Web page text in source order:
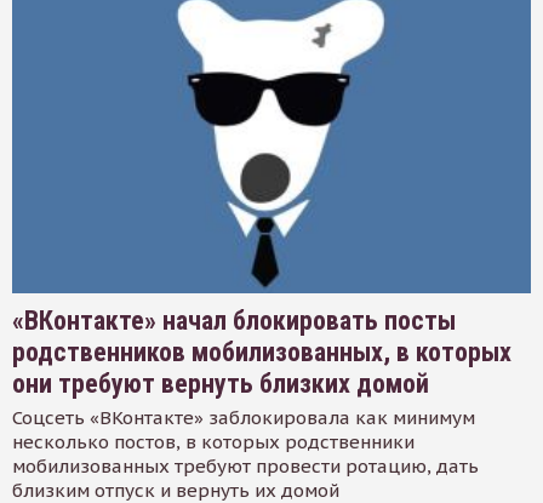
«ВКонтакте» начал блокировать посты
родственников мобилизованных, в которых
они требуют вернуть близких домой
Соцсеть «ВКонтакте» заблокировала как минимум
несколько постов, в которых родственники
мобилизованных требуют провести ротацию, дать
близким отпуск и вернуть их домой